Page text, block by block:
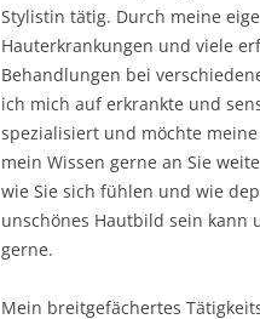
Stylistin tätig. Durch meine
Hauterkrankungen und viele
Behandlungen bei
ich mich auf erkrankte und
spezialisiert und möchte
mein Wissen gerne an Sie
wie Sie sich fühlen und wie
unschönes Hautbild sein kann
gerne.
Mein breitgefächertes